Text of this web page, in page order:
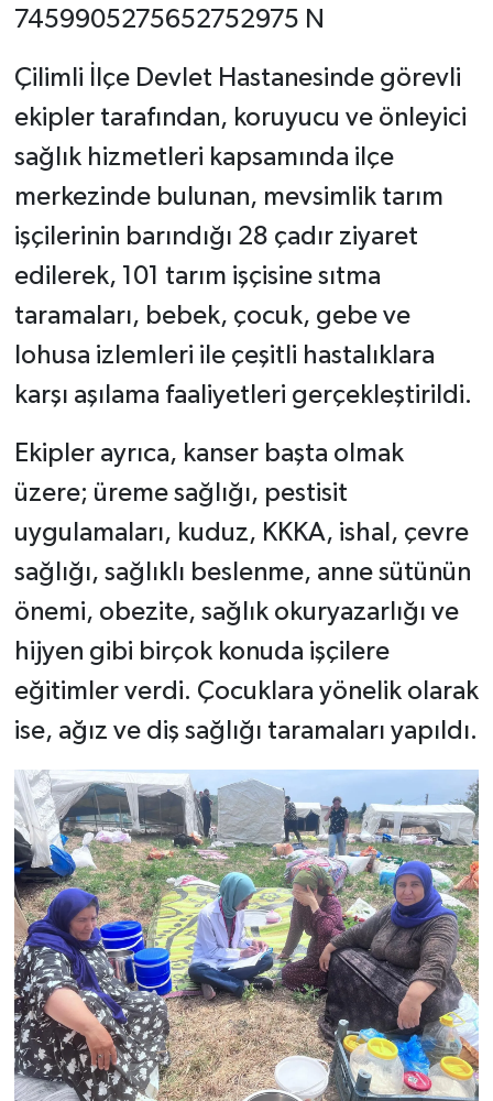
Çilimli İlçe Devlet Hastanesinde görevli
ekipler tarafından, koruyucu ve önleyici
sağlık hizmetleri kapsamında ilçe
merkezinde bulunan, mevsimlik tarım
işçilerinin barındığı 28 çadır ziyaret
edilerek, 101 tarım işçisine sıtma
taramaları, bebek, çocuk, gebe ve
lohusa izlemleri ile çeşitli hastalıklara
karşı aşılama faaliyetleri gerçekleştirildi.
Ekipler ayrıca, kanser başta olmak
üzere; üreme sağlığı, pestisit
uygulamaları, kuduz, KKKA, ishal, çevre
sağlığı, sağlıklı beslenme, anne sütünün
önemi, obezite, sağlık okuryazarlığı ve
hijyen gibi birçok konuda işçilere
eğitimler verdi. Çocuklara yönelik olarak
ise, ağız ve diş sağlığı taramaları yapıldı.